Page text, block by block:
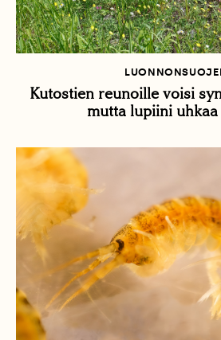
Kutostien reunoille voisi
mutta lupiini